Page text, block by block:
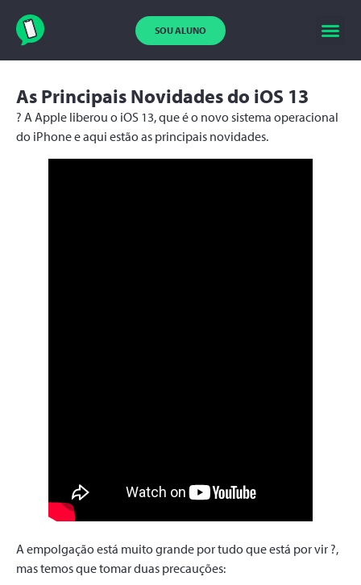
SOU ALUNO
As Principais Novidades do iOS 13
? A Apple liberou o iOS 13, que é o novo sistema operacional
do iPhone e aqui estão as principais novidades.
A empolgação está muito grande por tudo que está por vir ?,
mas temos que tomar duas precauções: